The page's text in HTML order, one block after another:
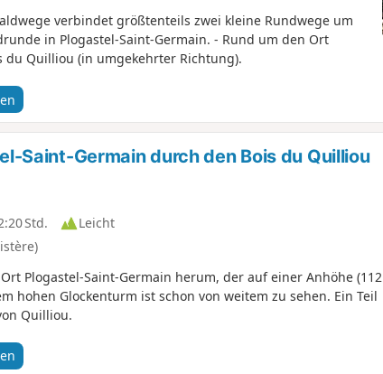
verbindet größtenteils zwei kleine Rundwege um
in Plogastel-Saint-Germain. - Rund um den Ort
du Quilliou (in umgekehrter Richtung).
Saint-Germain durch den Bois du Quilliou
Std.
Leicht
Plogastel-Saint-Germain herum, der auf einer Anhöhe (112
hohen Glockenturm ist schon von weitem zu sehen. Ein Teil
Quilliou.